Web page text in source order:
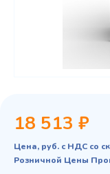
18 513 ₽
Цена, руб. с НДС со
Розничной Цены